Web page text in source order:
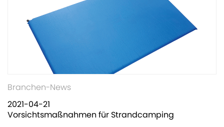
Branchen-News
2021-04-21
Vorsichtsmaßnahmen für Strandcamping